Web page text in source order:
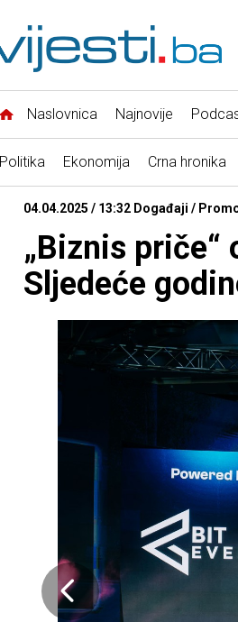
Naslovnica Najnovije
Politika Ekonomija Crna hronika
04.04.2025 / 13:32 Događaji /
„Biznis priče“
Sljedeće